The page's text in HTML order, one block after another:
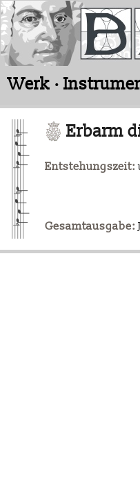
Werk ·
Erbarm
Entstehungszeit:
Gesamtausgabe: